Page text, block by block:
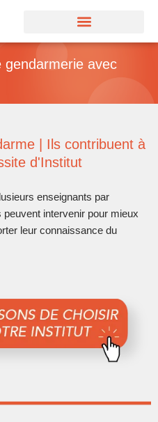
gendarmerie avec
| Ils contribuent à
d'Institut
enseignants par
intervenir pour mieux
leur connaissance du